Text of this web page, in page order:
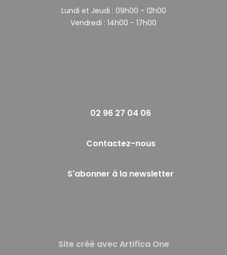
Lundi et Jeudi : 09h00 - 12h00
Vendredi : 14h00 - 17h00
02 96 27 04 06
Contactez-nous
S'abonner à la newsletter
Site créé avec Artifica One